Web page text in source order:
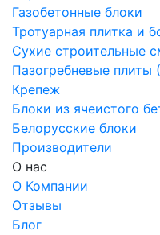
Газобетонные блоки
Тротуарная плитка и
Сухие строительные
Пазогребневые плиты
Крепеж
Блоки из ячеистого
Белорусские блоки
Производители
О нас
О Компании
Отзывы
Блог